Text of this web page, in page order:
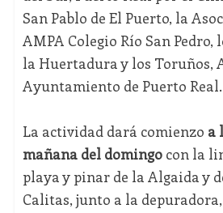
San Pablo de El Puerto, la
AMPA Colegio Río San Pedro,
la Huertadura y los Toruños,
Ayuntamiento de Puerto Real.
La actividad dará comienzo a
mañana del domingocon la
playa y pinar de la Algaida y
Calitas, junto a la